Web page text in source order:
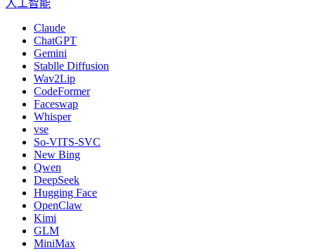
人工智能
Claude
ChatGPT
Gemini
Stablle Diffusion
Wav2Lip
CodeFormer
Faceswap
Whisper
vse
So-VITS-SVC
New Bing
Qwen
DeepSeek
Hugging Face
OpenClaw
Kimi
GLM
MiniMax